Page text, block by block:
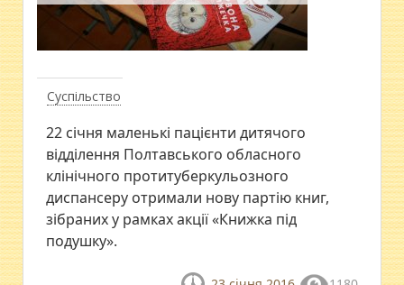
Суспільство
22 січня маленькі пацієнти дитячого
відділення Полтавського обласного
клінічного протитуберкульозного
диспансеру отримали нову партію книг,
зібраних у рамках акції «Книжка під
подушку».